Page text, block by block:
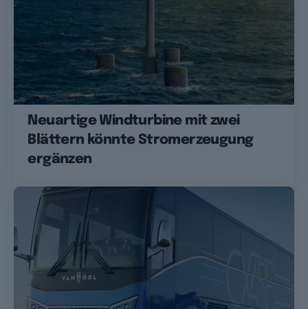
Neuartige Windturbine mit zwei
Blättern könnte Stromerzeugung
ergänzen